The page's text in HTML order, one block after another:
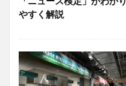
やすく解説